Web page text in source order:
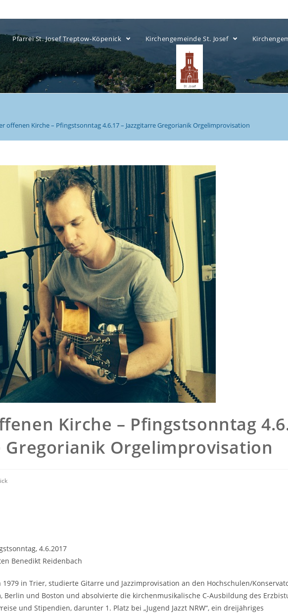
Pfarrei St. Josef Treptow-Köpenick Kirchengemeinde St. Josef
offenen Kirche – Pfingstsonntag 4.6.17 – Jazzgitarre Gregorianik Orgelimprovisation
Kirche – Pfingstsonntag
Gregorianik Orgelimprovisation
4.6.2017
Benedikt Reidenbach
1979 in Trier, studierte Gitarre und Jazzimprovisation an den Hochschulen/
Berlin und Boston und absolvierte die kirchenmusikalische C-Ausbildung des
und Stipendien, darunter 1. Platz bei „Jugend Jazzt NRW“, ein dreijähriges